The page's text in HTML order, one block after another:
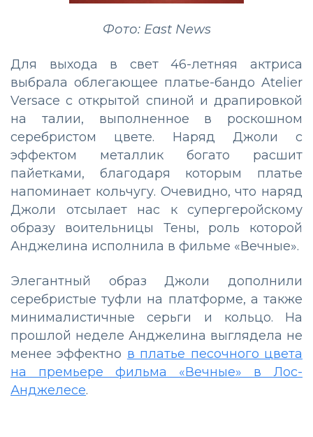
Фото: East News
Для выхода в свет 46-летняя актриса
выбрала облегающее платье-бандо Atelier
Versace с открытой спиной и драпировкой
на талии, выполненное в роскошном
серебристом цвете. Наряд Джоли с
эффектом металлик богато расшит
пайетками, благодаря которым платье
напоминает кольчугу. Очевидно, что наряд
Джоли отсылает нас к супергеройскому
образу воительницы Тены, роль которой
Анджелина исполнила в фильме «Вечные».
Элегантный образ Джоли дополнили
серебристые туфли на платформе, а также
минималистичные серьги и кольцо. На
прошлой неделе Анджелина выглядела не
менее эффектно в платье песочного цвета
на премьере фильма «Вечные» в Лос-
Анджелесе.